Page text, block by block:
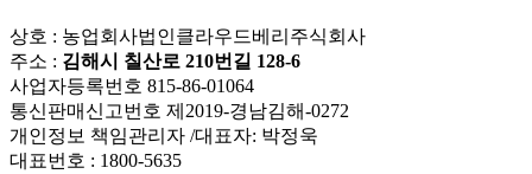
상호 : 농업회사법인클라우드베리주식회사
주소 : 김해시 칠산로 210번길 128-6
사업자등록번호 815-86-01064
통신판매신고번호 제2019-경남김해-0272
개인정보 책임관리자 /대표자: 박정욱
대표번호 : 1800-5635